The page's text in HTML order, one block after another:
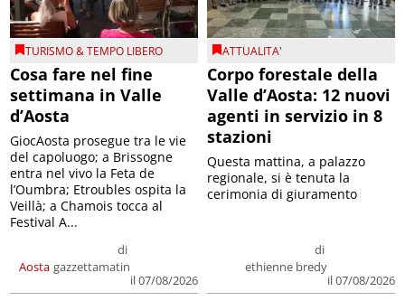
TURISMO & TEMPO LIBERO
Cosa fare nel fine
settimana in Valle
d’Aosta
Aosta
di
gazzettamatin
il 07/08/2026
GiocAosta prosegue tra le vie
del capoluogo; a Brissogne
entra nel vivo la Feta de
l’Oumbra; Etroubles ospita la
Veillà; a Chamois tocca al
Festival A...
ATTUALITA'
Corpo forestale della
Valle d’Aosta: 12 nuovi
agenti in servizio in 8
stazioni
di
ethienne bredy
il 07/08/2026
Questa mattina, a palazzo
regionale, si è tenuta la
cerimonia di giuramento